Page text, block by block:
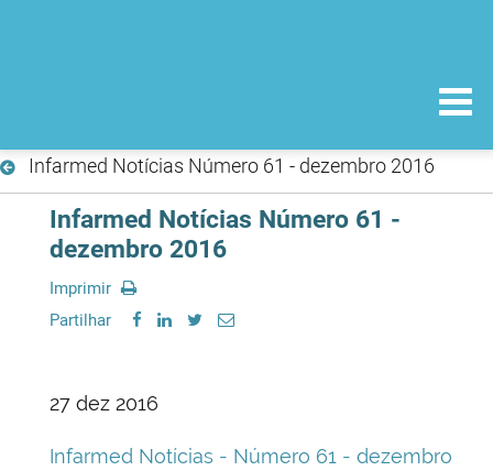
Infarmed Notícias Número 61 - dezembro 2016
Infarmed Notícias Número 61 -
dezembro 2016
Imprimir
Partilhar
27 dez 2016
Infarmed Notícias - Número 61 - dezembro